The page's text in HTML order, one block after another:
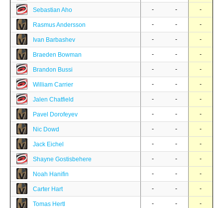
Sebastian Aho - - -
Rasmus Andersson - - -
Ivan Barbashev - - -
Braeden Bowman - - -
Brandon Bussi - - -
William Carrier - - -
Jalen Chatfield - - -
Pavel Dorofeyev - - -
Nic Dowd - - -
Jack Eichel - - -
Shayne Gostisbehere - - -
Noah Hanifin - - -
Carter Hart - - -
Tomas Hertl - - -